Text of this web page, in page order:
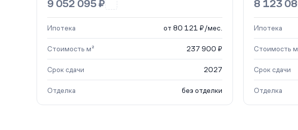
9 052 095 ₽
Ипотека от 80 121 ₽/мес.
Стоимость м² 237 900 ₽
Срок сдачи 2027
Отделка без отделки
8 123
Ипотека
Стоимость
Срок сдачи
Отделка